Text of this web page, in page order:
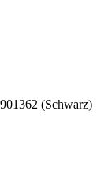
(Schwarz)